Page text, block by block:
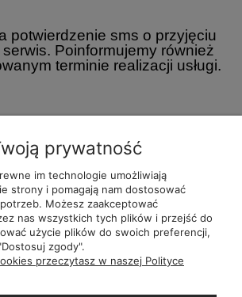
potwierdzenie sms o przyjęciu
Poinformujemy również
terminie realizacji usługi.
BĄDŹ NA
BIEŻĄCO
ul.
Św. Filipa
prywatność
im technologie umożliwiają
strony i pomagają nam dostosować
Możesz zaakceptować
nas wszystkich tych plików i przejść do
użycie plików do swoich preferencji,
zgody".
przeczytasz w naszej Polityce